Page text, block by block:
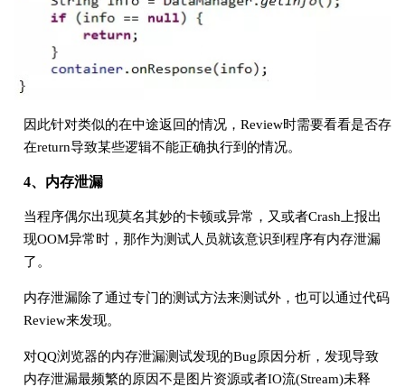
因此针对类似的在中途返回的情况，Review时需要看看是否存
在return导致某些逻辑不能正确执行到的情况。
4、内存泄漏
当程序偶尔出现莫名其妙的卡顿或异常，又或者Crash上报出
现OOM异常时，那作为测试人员就该意识到程序有内存泄漏
了。
内存泄漏除了通过专门的测试方法来测试外，也可以通过代码
Review来发现。
对QQ浏览器的内存泄漏测试发现的Bug原因分析，发现导致
内存泄漏最频繁的原因不是图片资源或者IO流(Stream)未释